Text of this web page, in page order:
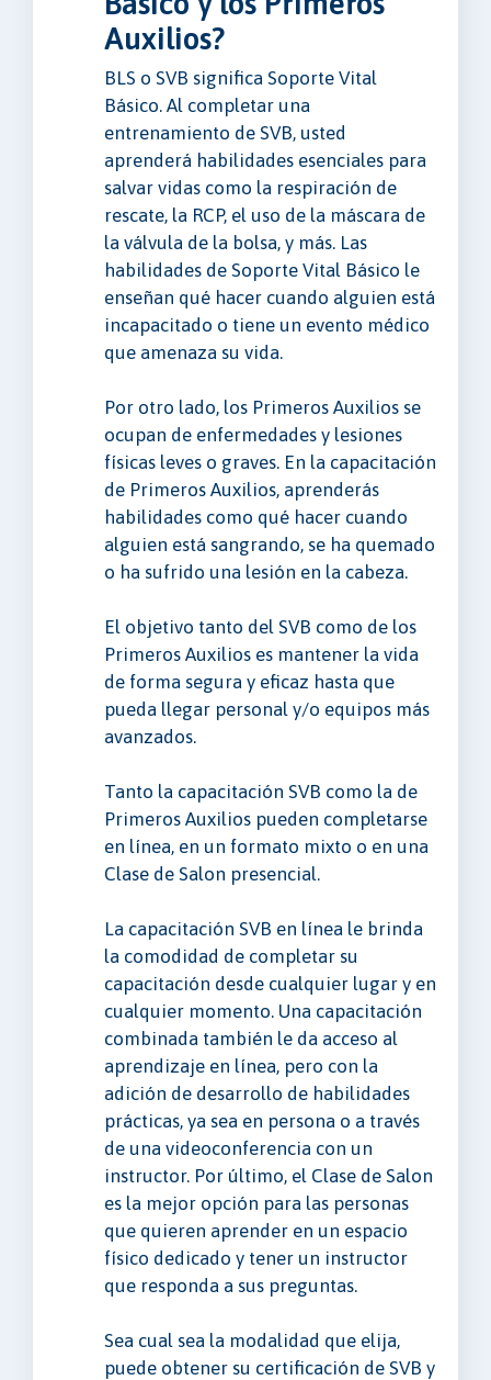
Auxilios?
BLS o SVB significa Soporte Vital
Básico. Al completar una
entrenamiento de SVB, usted
aprenderá habilidades esenciales para
salvar vidas como la respiración de
rescate, la RCP, el uso de la máscara de
la válvula de la bolsa, y más. Las
habilidades de Soporte Vital Básico le
enseñan qué hacer cuando alguien está
incapacitado o tiene un evento médico
que amenaza su vida.
Por otro lado, los Primeros Auxilios se
ocupan de enfermedades y lesiones
físicas leves o graves. En la capacitación
de Primeros Auxilios, aprenderás
habilidades como qué hacer cuando
alguien está sangrando, se ha quemado
o ha sufrido una lesión en la cabeza.
El objetivo tanto del SVB como de los
Primeros Auxilios es mantener la vida
de forma segura y eficaz hasta que
pueda llegar personal y/o equipos más
avanzados.
Tanto la capacitación SVB como la de
Primeros Auxilios pueden completarse
en línea, en un formato mixto o en una
Clase de Salon presencial.
La capacitación SVB en línea le brinda
la comodidad de completar su
capacitación desde cualquier lugar y en
cualquier momento. Una capacitación
combinada también le da acceso al
aprendizaje en línea, pero con la
adición de desarrollo de habilidades
prácticas, ya sea en persona o a través
de una videoconferencia con un
instructor. Por último, el Clase de Salon
es la mejor opción para las personas
que quieren aprender en un espacio
físico dedicado y tener un instructor
que responda a sus preguntas.
Sea cual sea la modalidad que elija,
puede obtener su certificación de SVB y